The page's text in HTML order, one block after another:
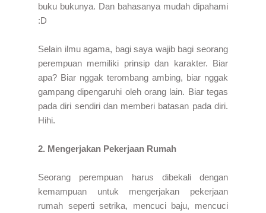
buku bukunya. Dan bahasanya mudah dipahami
:D
Selain ilmu agama, bagi saya wajib bagi seorang
perempuan memiliki prinsip dan karakter. Biar
apa? Biar nggak terombang ambing, biar nggak
gampang dipengaruhi oleh orang lain. Biar tegas
pada diri sendiri dan memberi batasan pada diri.
Hihi.
2. Mengerjakan Pekerjaan Rumah
Seorang perempuan harus dibekali dengan
kemampuan untuk mengerjakan pekerjaan
rumah seperti setrika, mencuci baju, mencuci